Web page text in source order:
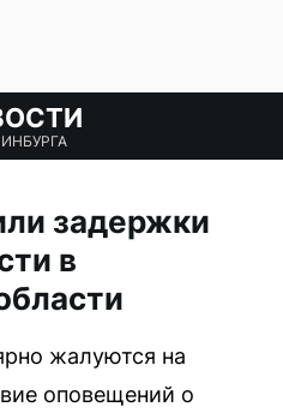
задержки
в
жалуются на
оповещений о